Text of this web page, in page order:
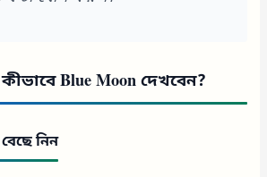
Blue Moon দেখবেন?
নিন